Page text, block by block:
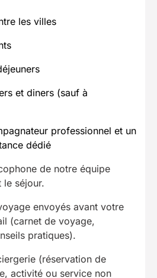
les villes
et diners (sauf à
professionnel et un
dédié
de notre équipe
le séjour.
envoyés avant votre
(carnet de voyage,
pratiques).
(réservation de
activité ou service non